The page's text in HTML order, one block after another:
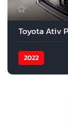
Toyota Ativ
2022